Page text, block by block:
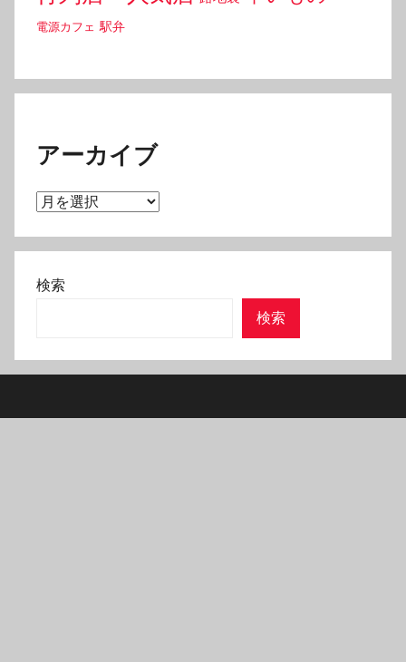
電源カフェ 駅弁
アーカイブ
ア
カ
イ
検索
検索